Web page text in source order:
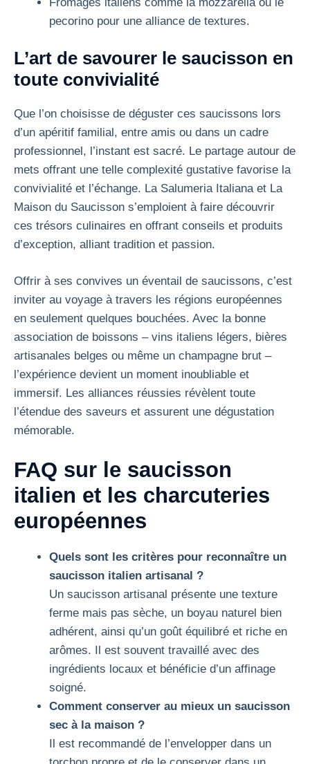
pecorino pour une alliance de textures.
L’art de savourer le saucisson en
toute convivialité
Que l’on choisisse de déguster ces saucissons lors
d’un apéritif familial, entre amis ou dans un cadre
professionnel, l’instant est sacré. Le partage autour de
mets offrant une telle complexité gustative favorise la
convivialité et l’échange. La Salumeria Italiana et La
Maison du Saucisson s’emploient à faire découvrir
ces trésors culinaires en offrant conseils et produits
d’exception, alliant tradition et passion.
Offrir à ses convives un éventail de saucissons, c’est
inviter au voyage à travers les régions européennes
en seulement quelques bouchées. Avec la bonne
association de boissons – vins italiens légers, bières
artisanales belges ou même un champagne brut –
l’expérience devient un moment inoubliable et
immersif. Les alliances réussies révèlent toute
l’étendue des saveurs et assurent une dégustation
mémorable.
FAQ sur le saucisson
italien et les charcuteries
européennes
Quels sont les critères pour reconnaître un
saucisson italien artisanal ?
Un saucisson artisanal présente une texture
ferme mais pas sèche, un boyau naturel bien
adhérent, ainsi qu’un goût équilibré et riche en
arômes. Il est souvent travaillé avec des
ingrédients locaux et bénéficie d’un affinage
soigné.
Comment conserver au mieux un saucisson
sec à la maison ?
Il est recommandé de l’envelopper dans un